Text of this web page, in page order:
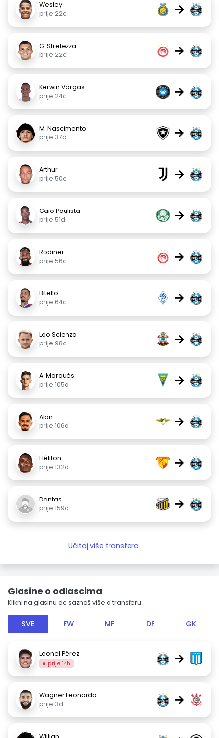
Wesley
prije 22d
→
G. Strefezza
prije 22d
→
Kerwin Vargas
prije 24d
→
M. Nascimento
prije 37d
→
Arthur
prije 50d
→
Caio Paulista
prije 51d
→
Rodinei
prije 56d
→
Bitello
prije 64d
→
Leo Scienza
prije 98d
→
A. Marqués
prije 105d
→
Alan
prije 106d
→
Héliton
prije 132d
→
Dantas
prije 159d
→
Učitaj više transfera
Glasine o odlascima
Klikni na glasinu da saznaš više o transferu.
SVE FW MF DF GK
Leonel Pérez
prije 14h →
Wagner Leonardo
prije 3d
→
Willian